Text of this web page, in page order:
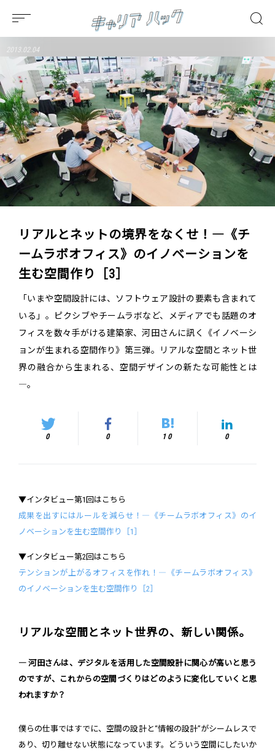
2013.02.04
リアルとネットの境界をなくせ！―《チ
ームラボオフィス》のイノベーションを
生む空間作り［3］
「いまや空間設計には、ソフトウェア設計の要素も含まれて
いる」。ピクシブやチームラボなど、メディアでも話題のオ
フィスを数々手がける建築家、河田さんに訊く《イノベーシ
ョンが生まれる空間作り》第三弾。リアルな空間とネット世
界の融合から生まれる、空間デザインの新たな可能性とは
―。
0 0 10 0
▼インタビュー第1回はこちら
成果を出すにはルールを減らせ！―《チームラボオフィス》のイ
ノベーションを生む空間作り［1］
▼インタビュー第2回はこちら
テンションが上がるオフィスを作れ！―《チームラボオフィス》
のイノベーションを生む空間作り［2］
リアルな空間とネット世界の、新しい関係。
― 河田さんは、デジタルを活用した空間設計に関心が高いと思う
のですが、これからの空間づくりはどのように変化していくと思
われますか？
僕らの仕事ではすでに、空間の設計と“情報の設計”がシームレスで
あり、切り離せない状態になっています。どういう空間にしたいか